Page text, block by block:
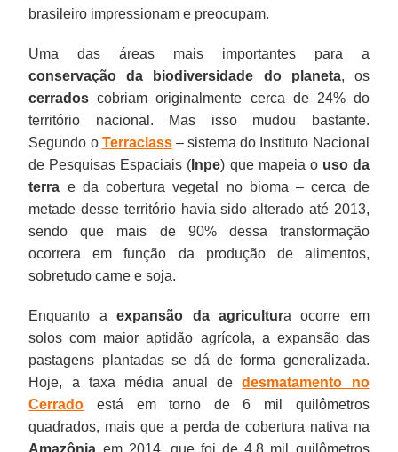
brasileiro impressionam e preocupam.
Uma das áreas mais importantes para a
conservação da biodiversidade do planeta, os
cerrados cobriam originalmente cerca de 24% do
território nacional. Mas isso mudou bastante.
Segundo o Terraclass– sistema do Instituto Nacional
de Pesquisas Espaciais ( Inpe) que mapeia o uso da
terra e da cobertura vegetal no bioma – cerca de
metade desse território havia sido alterado até 2013,
sendo que mais de 90% dessa transformação
ocorrera em função da produção de alimentos,
sobretudo carne e soja.
Enquanto aexpansão da agricultura ocorre em
solos com maior aptidão agrícola, a expansão das
pastagens plantadas se dá de forma generalizada.
Hoje, a taxa média anual dedesmatamento no
Cerrado está em torno de 6 mil quilômetros
quadrados, mais que a perda de cobertura nativa na
Amazônia em 2014, que foi de 4,8 mil quilômetros